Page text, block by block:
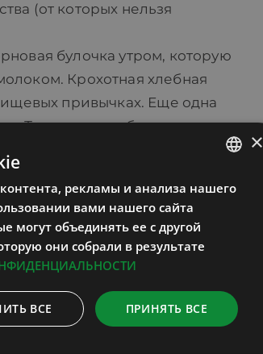
(от которых нельзя
булочка утром, которую
Крохотная хлебная
привычках. Еще одна
Трехдневные булочки едят
Этот метод помогает тем, кто
Наряду с ней до конца
что вызывает вздутие живота.
мясные приемы).
и укрепляет организм,
конкретного заболевания под
ESTONIAN
×
рекламы и анализа нашего
вами нашего сайта
могут объединять ее с другой
они собрали в результате
ПРИНЯТЬ ВСЕ
ВСЕ